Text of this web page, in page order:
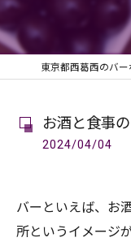
お酒と食事
2024/04/04
バーといえば、お
所というイメージ